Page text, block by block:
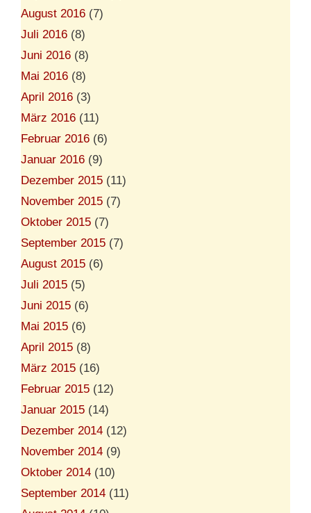
August 2016 (7)
Juli 2016 (8)
Juni 2016 (8)
Mai 2016 (8)
April 2016 (3)
März 2016 (11)
Februar 2016 (6)
Januar 2016 (9)
Dezember 2015 (11)
November 2015 (7)
Oktober 2015 (7)
September 2015 (7)
August 2015 (6)
Juli 2015 (5)
Juni 2015 (6)
Mai 2015 (6)
April 2015 (8)
März 2015 (16)
Februar 2015 (12)
Januar 2015 (14)
Dezember 2014 (12)
November 2014 (9)
Oktober 2014 (10)
September 2014 (11)